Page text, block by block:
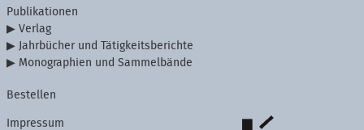
Publikationen
Verlag
Jahrbücher und Tätigkeitsberichte
Monographien und Sammelbände
Bestellen
Impressum